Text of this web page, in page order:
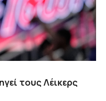
τους Λέικερς